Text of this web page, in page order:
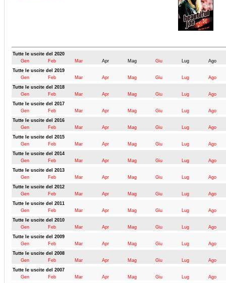
Tutte le uscite del 2020
Gen
Feb Mar Apr Mag Giu Lug
Ago
Tutte le uscite del 2019
Gen
Feb Mar Apr Mag Giu Lug
Ago
Tutte le uscite del 2018
Gen
Feb Mar Apr Mag Giu Lug
Ago
Tutte le uscite del 2017
Gen
Feb Mar Apr Mag Giu Lug
Ago
Tutte le uscite del 2016
Gen
Feb Mar Apr Mag Giu Lug
Ago
Tutte le uscite del 2015
Gen
Feb Mar Apr Mag Giu Lug
Ago
Tutte le uscite del 2014
Gen
Feb Mar Apr Mag Giu Lug
Ago
Tutte le uscite del 2013
Gen
Feb Mar Apr Mag Giu Lug
Ago
Tutte le uscite del 2012
Gen
Feb Mar Apr Mag Giu Lug
Ago
Tutte le uscite del 2011
Gen
Feb Mar Apr Mag Giu Lug
Ago
Tutte le uscite del 2010
Gen
Feb Mar Apr Mag Giu Lug
Ago
Tutte le uscite del 2009
Gen
Feb Mar Apr Mag Giu Lug
Ago
Tutte le uscite del 2008
Gen
Feb Mar Apr Mag Giu Lug
Ago
Tutte le uscite del 2007
Gen
Feb Mar Apr Mag Giu Lug
Ago